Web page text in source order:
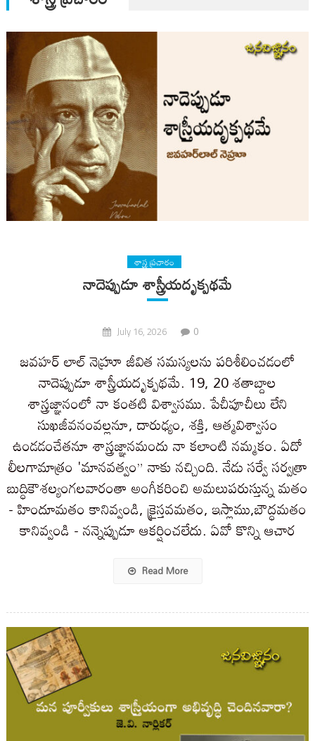
శాస్త్ర ప్రచారం
నాదెప్పుడూ శాస్త్రీయదృక్పథమే
July 16, 2026 0
జవహర్ లాల్ నెహ్రూ జీవిత సమస్యలను పరిశీలించడంలో
నాదెప్పుడూ శాస్త్రీయదృక్పథమే. 19, 20 శతాబ్దాల
శాస్త్రజ్ఞానంలో నా కంతటి విశ్వాసము. పేచీపూచీలు లేని
సుఖజీవనంవల్లనూ, దారుఢ్యం, శక్తి, ఆత్మవిశ్వాసం
ఉండడంచేతనూ శాస్త్రజ్ఞానమందు నా కలాంటి నమ్మకం. ఏదో
లీలగామాత్రం 'మానవత్వం” నాకు నచ్చింది. నేడు సర్వే సర్వత్రా
బుద్ధికౌశల్యంగలవారంతా అంగీకరించి అమలుపరుస్తున్న మతం
- హిందూమతం కానివ్వండి, క్రైస్తవమతం, ఇస్లాము,బౌద్ధమతం
కానివ్వండి - నన్నెప్పుడూ ఆకర్షించలేదు. ఏవో కొన్ని ఆచార
Read More